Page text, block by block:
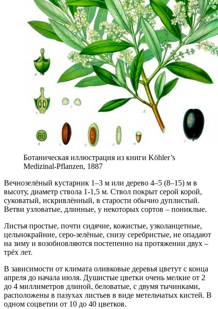
Ботаническая иллюстрация из книги Köhler’s
Medizinal-Pflanzen, 1887
Вечнозелёный кустарник 1–3 м или дерево 4–5 (8–15) м в
высоту, диаметр ствола 1-1,5 м. Ствол покрыт серой корой,
суковатый, искривлённый, в старости обычно дуплистый.
Ветви узловатые, длинные, у некоторых сортов – пониклые.
Листья простые, почти сидячие, кожистые, узколанцетные,
цельнокрайние, серо-зелёные, снизу серебристые, не опадают
на зиму и возобновляются постепенно на протяжении двух –
трёх лет.
В зависимости от климата оливковые деревья цветут с конца
апреля до начала июля. Душистые цветки очень мелкие от 2
до 4 миллиметров длиной, беловатые, с двумя тычинками,
расположены в пазухах листьев в виде метельчатых кистей. В
одном соцветии от 10 до 40 цветков.